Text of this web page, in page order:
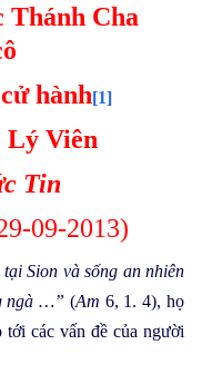
Thánh Cha
hành[1]
Lý Viên
Tin
09-2013)
Sion và sống an nhiên
ngà …” (Am 6, 1. 4), họ
các vấn đề của người